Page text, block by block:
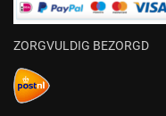
ZORGVULDIG BEZORGD